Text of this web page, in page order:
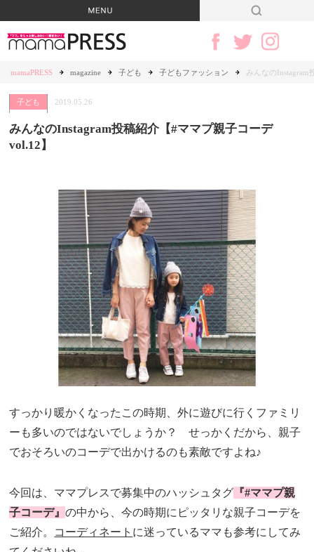
mamaPRESS magazine 子ども 子どもファッション みんなのInstagram
子ども 2019.05.26
みんなのInstagram投稿紹介【#ママプ親子コーデ
vol.12】
すっかり暖かくなったこの時期、外に遊びに行くファミリ
ーも多いのではないでしょうか？ せっかくだから、親子
でおそろいのコーデで出かけるのも素敵ですよね♪
今回は、ママプレスで募集中のハッシュタグ 『#ママプ親
子コーデ』の中から、今の時期にピッタリな親子コーデを
ご紹介。 コーディネート に迷っているママも参考にしてみ